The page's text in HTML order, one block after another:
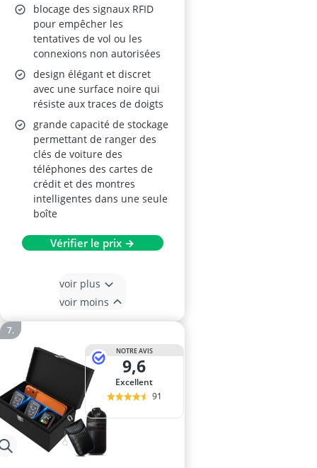
blocage des signaux RFID
pour empêcher les
tentatives de vol ou les
connexions non autorisées
design élégant et discret
avec une surface noire qui
résiste aux traces de doigts
grande capacité de stockage
permettant de ranger des
clés de voiture des
téléphones des cartes de
crédit et des montres
intelligentes dans une seule
boîte
Vérifier le prix →
voir plus
voir moins
NOTRE AVIS
9,6
Excellent
91